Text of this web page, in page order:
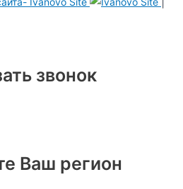
звонок
Ваш регион